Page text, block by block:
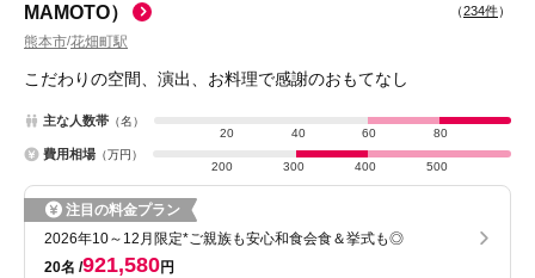
MAMOTO）
熊本市/花畑町駅
（234件）
こだわりの空間、演出、お料理で感謝のおもてなし
主な人数帯 （名）
20
40 60 80
費用相場 （万円）
200
300 400 500
注目の料金プラン
2026年10～12月限定*ご親族も安心和食会食＆挙式も◎
20名 921,580円